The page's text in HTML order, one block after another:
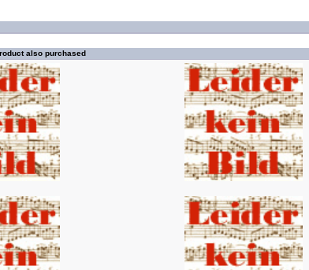
also purchased